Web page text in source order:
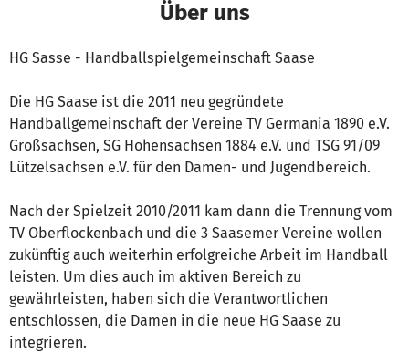
Über uns
HG Sasse - Handballspielgemeinschaft Saase
Die HG Saase ist die 2011 neu gegründete
Handballgemeinschaft der Vereine TV Germania 1890 e.V.
Großsachsen, SG Hohensachsen 1884 e.V. und TSG 91/09
Lützelsachsen e.V. für den Damen- und Jugendbereich.
Nach der Spielzeit 2010/2011 kam dann die Trennung vom
TV Oberflockenbach und die 3 Saasemer Vereine wollen
zukünftig auch weiterhin erfolgreiche Arbeit im Handball
leisten. Um dies auch im aktiven Bereich zu
gewährleisten, haben sich die Verantwortlichen
entschlossen, die Damen in die neue HG Saase zu
integrieren.